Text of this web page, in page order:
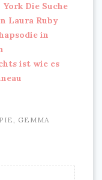
Die Suche
Laura Ruby
in
ist wie es
, GEMMA